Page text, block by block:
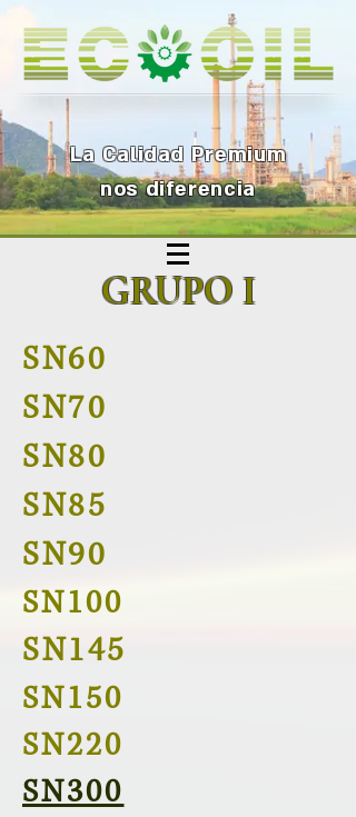
La Calidad Premium
nos diferencia
GRUPO I
SN60
SN70
SN80
SN85
SN90
SN100
SN145
SN150
SN220
SN300